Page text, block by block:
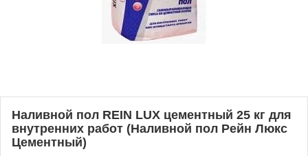
Наливной пол REIN LUX цементный 25 кг для
внутренних работ (Наливной пол Рейн Люкс
Цементный)